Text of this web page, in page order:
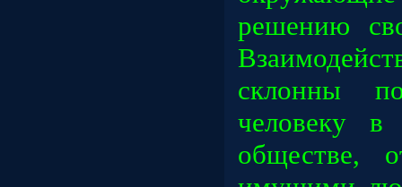
решению
склонны
человеку
обществе,